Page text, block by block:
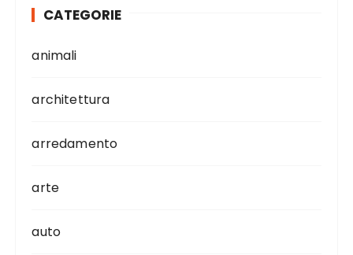
CATEGORIE
animali
architettura
arredamento
arte
auto